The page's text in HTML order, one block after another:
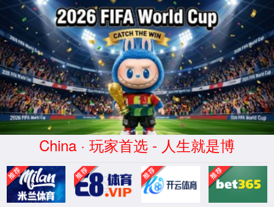
WTS-WAF拦截详情
出现该页面的原因:
1.你的请求是黑客攻击
2.你的请求合法但触发了安全规则,请提交问题反馈
XML 地图